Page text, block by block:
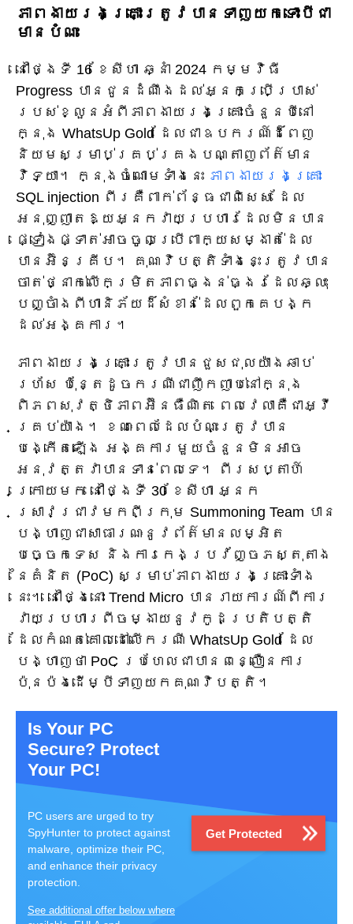
ភាពងាយរងគ្រោះត្រូវបានទាញយកទោះបីជា
មានបំណះ
នៅថ្ងៃទី 16 ខែសីហា ឆ្នាំ 2024 កម្មវិធី
Progress បានជូនដំណឹងដល់អ្នកប្រើប្រាស់
របស់ខ្លួនអំពីភាពងាយរងគ្រោះចំនួនបីនៅ
ក្នុង WhatsUp Gold ដែលជាឧបករណ៍ដ៏ពេញ
និយមសម្រាប់គ្រប់គ្រងបណ្តាញព័ត៌មាន
វិទ្យា។ ក្នុងចំណោមទាំងនេះ ភាពងាយរងគ្រោះ
SQL injection ពីរគឺពាក់ព័ន្ធជាពិសេស ដែល
អនុញ្ញាតឱ្យអ្នកវាយប្រហារដែលមិនបាន
ផ្ទៀងផ្ទាត់អាចចូលប្រើពាក្យសម្ងាត់ដែល
បានអ៊ិនគ្រីប។ គុណវិបត្តិទាំងនេះត្រូវបាន
ចាត់ថ្នាក់លើកម្រិតភាពធ្ងន់ធ្ងរដែលឆ្លុះ
បញ្ចាំងពីហានិភ័យដ៏សំខាន់ដែលពួកគេបង្ក
ដល់អង្គការ។
ភាពងាយរងគ្រោះត្រូវបានជួសជុលយ៉ាងឆាប់
រហ័ស ប៉ុន្តែដូចករណីជាញឹកញាប់នៅក្នុង
ពិភពសុវត្ថិភាពអ៊ីនធឺណិត ពេលវេលាគឺជាអ្វី
គ្រប់យ៉ាង។ ខណៈពេលដែលបំណះត្រូវបាន
បង្កើតឡើង អង្គការមួយចំនួនមិនអាច
អនុវត្តវាបានទាន់ពេលទេ។ ពីរសប្តាហ៍
ក្រោយមក នៅថ្ងៃទី 30 ខែសីហា អ្នក
ស្រាវជ្រាវមកពីក្រុម Summoning Team បាន
បង្ហាញជាសាធារណៈនូវព័ត៌មានលម្អិត
បច្ចេកទេស និងការកេងប្រវ័ញ្ចភស្តុតាង
នៃគំនិត (PoC) សម្រាប់ភាពងាយរងគ្រោះទាំង
នេះ។ នៅថ្ងៃនោះ Trend Micro បានរាយការណ៍ពីការ
វាយប្រហារពីចម្ងាយនូវកូដប្រតិបត្តិ
ដែលកំណត់គោលដៅលើករណី WhatsUp Gold ដែល
បង្ហាញថា PoC ប្រហែលជាបានពន្លឿនការ
ប៉ុនប៉ងដើម្បីទាញយកគុណវិបត្តិ។
Is Your PC
Secure? Protect
Your PC!
PC users are urged to try
SpyHunter to protect against
malware, optimize their PC,
and enhance their privacy
protection.
Get Protected
See additional offer below where